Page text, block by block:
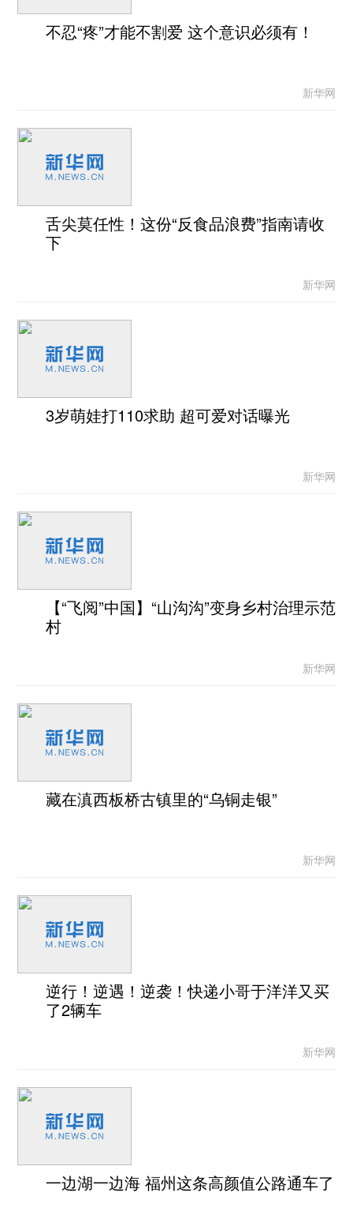
不忍“疼”才能不割爱 这个意识必须有！
新华网
舌尖莫任性！这份“反食品浪费”指南请收
下
新华网
3岁萌娃打110求助 超可爱对话曝光
新华网
【“飞阅”中国】“山沟沟”变身乡村治理示范
村
新华网
藏在滇西板桥古镇里的“乌铜走银”
新华网
逆行！逆遇！逆袭！快递小哥于洋洋又买
了2辆车
新华网
一边湖一边海 福州这条高颜值公路通车了